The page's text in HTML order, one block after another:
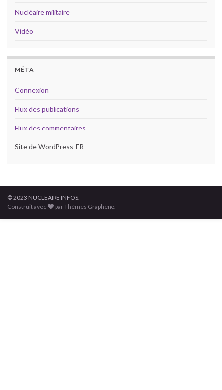
Nucléaire militaire
Vidéo
MÉTA
Connexion
Flux des publications
Flux des commentaires
Site de WordPress-FR
© 2023 NUCLÉAIRE INFOS.
Construit avec
par Thèmes Graphene.